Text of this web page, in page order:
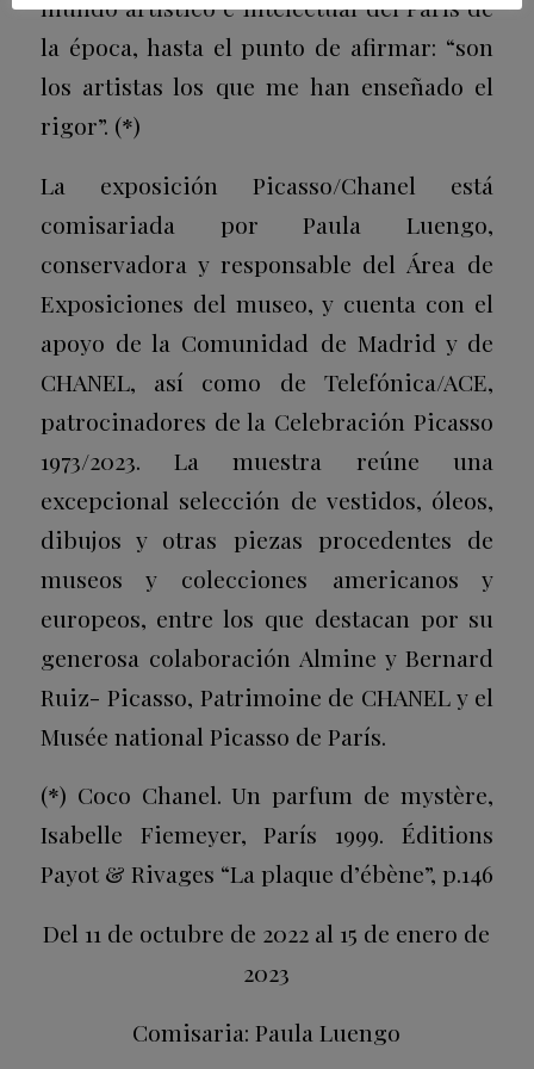
mundo artístico e intelectual del París de
la época, hasta el punto de afirmar: “son
los artistas los que me han enseñado el
rigor”. (*)
La exposición Picasso/Chanel está
comisariada por Paula Luengo,
conservadora y responsable del Área de
Exposiciones del museo, y cuenta con el
apoyo de la Comunidad de Madrid y de
CHANEL, así como de Telefónica/ACE,
patrocinadores de la Celebración Picasso
1973/2023. La muestra reúne una
excepcional selección de vestidos, óleos,
dibujos y otras piezas procedentes de
museos y colecciones americanos y
europeos, entre los que destacan por su
generosa colaboración Almine y Bernard
Ruiz- Picasso, Patrimoine de CHANEL y el
Musée national Picasso de París.
(*) Coco Chanel. Un parfum de mystère,
Isabelle Fiemeyer, París 1999. Éditions
Payot & Rivages “La plaque d’ébène”, p.146
Del 11 de octubre de 2022 al 15 de enero de
2023
Comisaria: Paula Luengo